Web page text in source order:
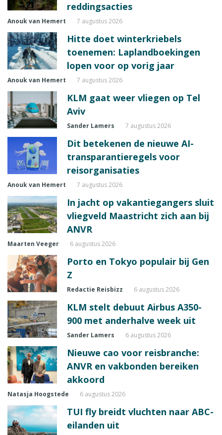
reddingsacties
Anouk van Hemert 7 augustus 2026
Hitte doet winterkriebels
toenemen: Laplandboekingen
lopen voor op vorig jaar
Anouk van Hemert 7 augustus 2026
KLM gaat weer vliegen op Tel
Aviv
Sander Lamers 7 augustus 2026
Dit betekenen de nieuwe AI-
transparantieregels voor
reisorganisaties
Anouk van Hemert 7 augustus 2026
In jacht op vakantiegangers sluit
vliegveld Maastricht zich aan bij
ANVR
Maarten Veeger 6 augustus 2026
Porto en Tokyo populair bij Gen
Z
Redactie Reisbizz 6 augustus 2026
KLM stelt debuut Airbus A350-
900 met anderhalve week uit
Sander Lamers 6 augustus 2026
Nieuwe cao voor reisbranche:
ANVR en vakbonden bereiken
akkoord
Natasja Hoogstede 6 augustus 2026
TUI fly breidt vluchten naar ABC-
eilanden uit